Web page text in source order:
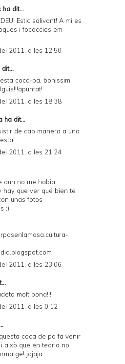
ha dit...
Estic salivant! A mi es
i focaccies em
2011, a les 12:50
dit...
coca-pa, bonissim
2011, a les 18:38
ha dit...
de cap manera a una
2011, a les 21:24
aun no me habia
hay que ver qué bien te
unas fotos
;)
2011, a les 23:06
molt bona!!!
2011, a les 0:12
coca de pa fa venir
això que en teoria no
jajaja